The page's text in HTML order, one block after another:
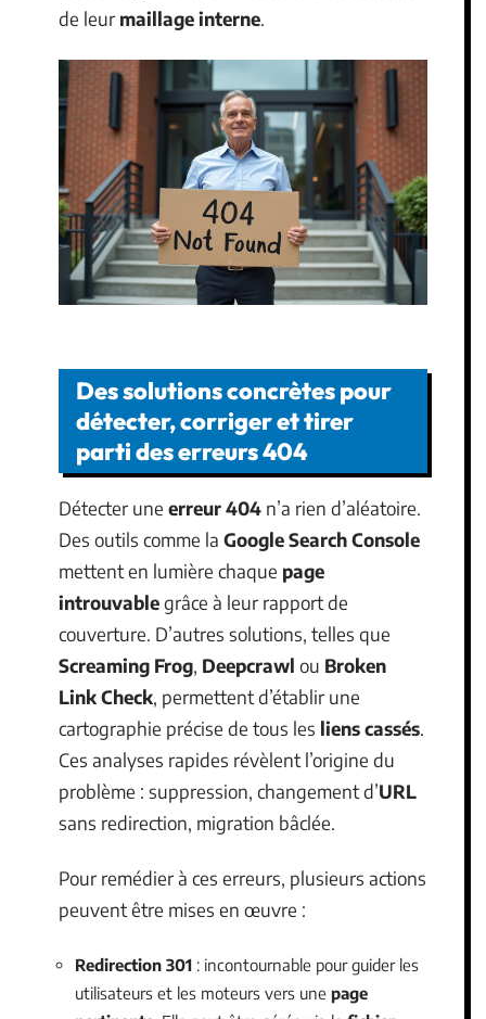
de leur maillage interne.
Des solutions concrètes pour
détecter, corriger et tirer
parti des erreurs 404
Détecter une erreur 404 n’a rien d’aléatoire.
Des outils comme la Google Search Console
mettent en lumière chaque page
introuvablegrâce à leur rapport de
couverture. D’autres solutions, telles que
Screaming Frog, Deepcrawl ou Broken
Link Check, permettent d’établir une
cartographie précise de tous les liens cassés.
Ces analyses rapides révèlent l’origine du
problème : suppression, changement d’URL
sans redirection, migration bâclée.
Pour remédier à ces erreurs, plusieurs actions
peuvent être mises en œuvre :
Redirection 301 : incontournable pour guider les
utilisateurs et les moteurs vers une page